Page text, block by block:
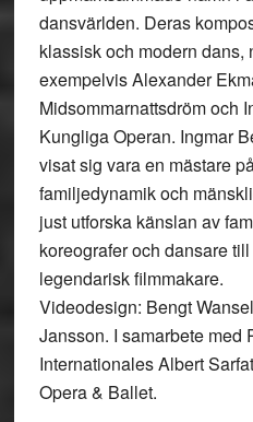
dansvärlden. Deras
klassisk och modern dans,
exempelvis Alexander
Midsommarnattsdröm och
Kungliga Operan. Ingmar
visat sig vara en mästare
familjedynamik och
just utforska känslan av
koreografer och dansare
legendarisk filmmakare.
Videodesign: Bengt
Jansson. I samarbete med
Internationales Albert
Opera & Ballet.